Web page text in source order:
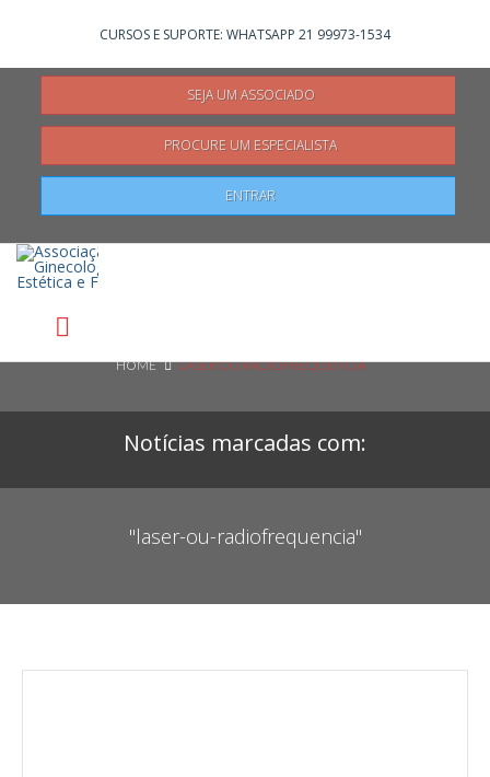
Pesquisar
CURSOS E SUPORTE: WHATSAPP 21 99973-1534
SEJA UM ASSOCIADO
PROCURE UM ESPECIALISTA
ENTRAR
HOME LASER OU RADIOFREQUENCIA
Notícias marcadas com:
"laser-ou-radiofrequencia"